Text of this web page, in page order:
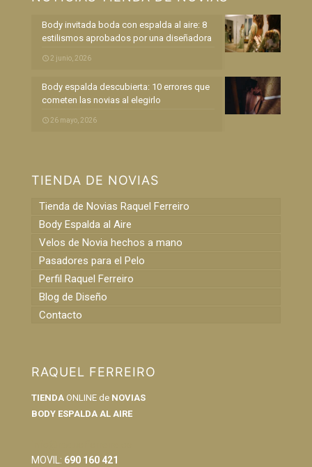
Body invitada boda con espalda al aire: 8
estilismos aprobados por una diseñadora
2 junio, 2026
Body espalda descubierta: 10 errores que
cometen las novias al elegirlo
26 mayo, 2026
TIENDA DE NOVIAS
Tienda de Novias Raquel Ferreiro
Body Espalda al Aire
Velos de Novia hechos a mano
Pasadores para el Pelo
Perfil Raquel Ferreiro
Blog de Diseño
Contacto
RAQUEL FERREIRO
TIENDA ONLINE de NOVIAS
BODY ESPALDA AL AIRE
MOVIL: 690 160 421